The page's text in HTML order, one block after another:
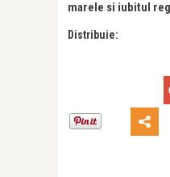
marele si iubitul
Distribuie: